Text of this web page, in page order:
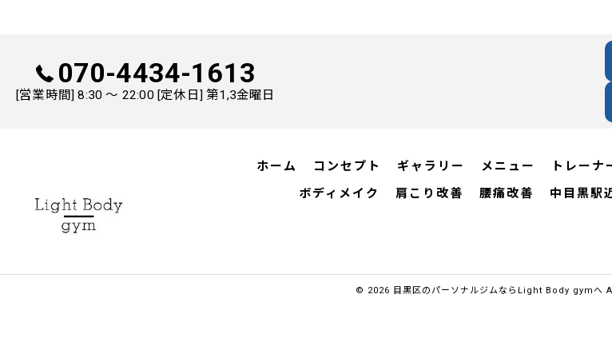
070-4434-1613
[営業時間] 8:30 ～ 22:00 [定休日] 第1,3金曜日
ホーム コンセプト ギャラリー メニュー トレーナ
ボディメイク
肩こり改善 腰痛改善 中目黒駅
© 2026 目黒区のパーソナルジムならLight Body gymへ